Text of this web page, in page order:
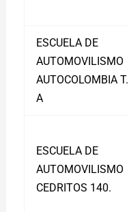
ESCUELA DE
AUTOMOVILISMO
AUTOCOLOMBIA T.
A
ESCUELA DE
AUTOMOVILISMO
CEDRITOS 140.